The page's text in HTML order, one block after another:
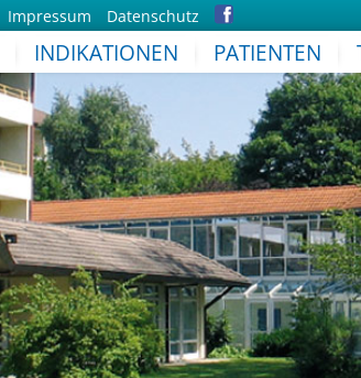
Impressum Datenschutz
INDIKATIONEN PATIENTEN